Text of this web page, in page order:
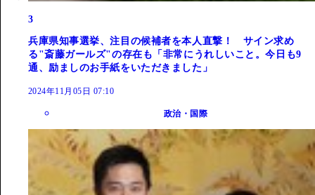
3
兵庫県知事選挙、注目の候補者を本人直撃！ サイン求め
る"斎藤ガールズ"の存在も「非常にうれしいこと。今日も9
通、励ましのお手紙をいただきました」
2024年11月05日 07:10
政治・国際